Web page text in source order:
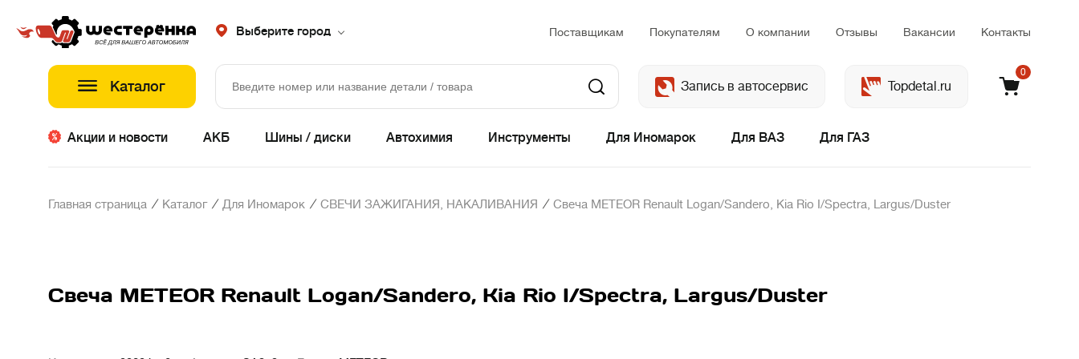
Выберите город Поставщикам Покупателям О компании Отзывы Вакансии Контакты
Каталог Запись в автосервис Topdetal.ru
0
Акции и новости АКБ Шины / диски Автохимия Инструменты Для Иномарок Для ВАЗ Для ГАЗ
Главная страница / Каталог / Для Иномарок / СВЕЧИ ЗАЖИГАНИЯ, НАКАЛИВАНИЯ / Свеча METEOR Renault Logan/Sandero, Kia Rio I/Spectra, Largus/Duster
Свеча METEOR Renault Logan/Sandero, Kia Rio I/Spectra, Largus/Duster